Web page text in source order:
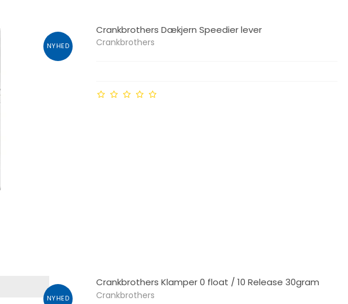
NYHED
Crankbrothers Dækjern Speedier lever
Crankbrothers
NYHED
Crankbrothers Klamper 0 float / 10 Release 30gram
Crankbrothers